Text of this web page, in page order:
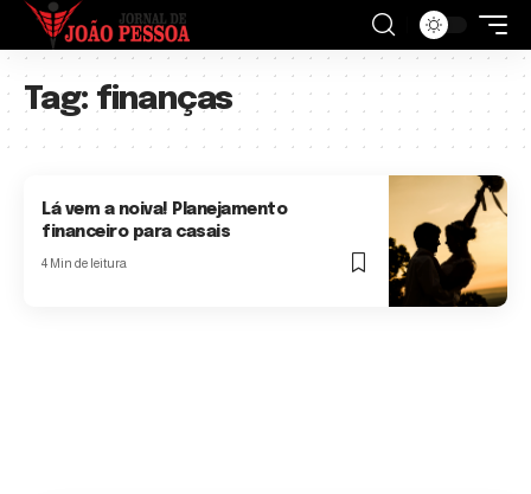
Tag: finanças
Lá vem a noiva! Planejamento
financeiro para casais
4 Min de leitura